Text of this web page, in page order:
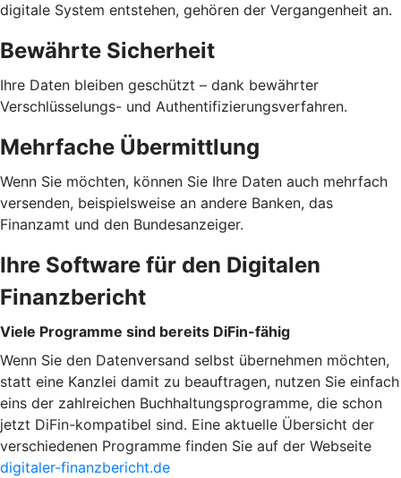
digitale System entstehen, gehören der Vergangenheit an.
Bewährte Sicherheit
Ihre Daten bleiben geschützt – dank bewährter
Verschlüsselungs- und Authentifizierungsverfahren.
Mehrfache Übermittlung
Wenn Sie möchten, können Sie Ihre Daten auch mehrfach
versenden, beispielsweise an andere Banken, das
Finanzamt und den Bundesanzeiger.
Ihre Software für den Digitalen
Finanzbericht
Viele Programme sind bereits DiFin-fähig
Wenn Sie den Datenversand selbst übernehmen möchten,
statt eine Kanzlei damit zu beauftragen, nutzen Sie einfach
eins der zahlreichen Buchhaltungsprogramme, die schon
jetzt DiFin-kompatibel sind. Eine aktuelle Übersicht der
verschiedenen Programme finden Sie auf der Webseite
digitaler-finanzbericht.de